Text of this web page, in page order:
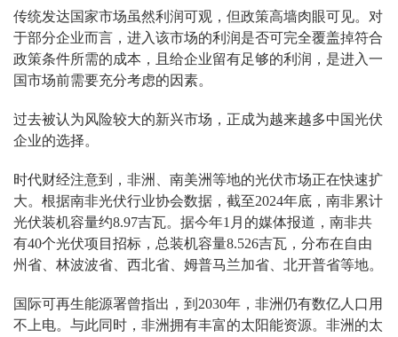
传统发达国家市场虽然利润可观，但政策高墙肉眼可见。对
于部分企业而言，进入该市场的利润是否可完全覆盖掉符合
政策条件所需的成本，且给企业留有足够的利润，是进入一
国市场前需要充分考虑的因素。
过去被认为风险较大的新兴市场，正成为越来越多中国光伏
企业的选择。
时代财经注意到，非洲、南美洲等地的光伏市场正在快速扩
大。根据南非光伏行业协会数据，截至2024年底，南非累计
光伏装机容量约8.97吉瓦。据今年1月的媒体报道，南非共
有40个光伏项目招标，总装机容量8.526吉瓦，分布在自由
州省、林波波省、西北省、姆普马兰加省、北开普省等地。
国际可再生能源署曾指出，到2030年，非洲仍有数亿人口用
不上电。与此同时，非洲拥有丰富的太阳能资源。非洲的太